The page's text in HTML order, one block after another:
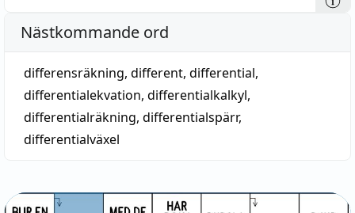
Nästkommande ord
differensräkning, different, differential,
differentialekvation, differentialkalkyl,
differentialräkning, differentialspärr,
differentialväxel